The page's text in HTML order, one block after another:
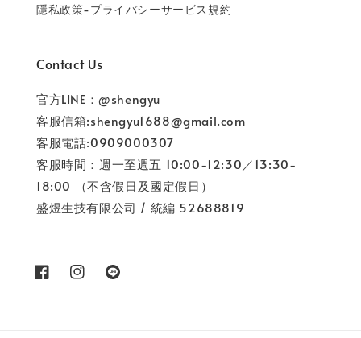
隱私政策-プライバシーサービス規約
Contact Us
官方LINE：@shengyu
客服信箱:shengyu1688@gmail.com
客服電話:0909000307
客服時間：週一至週五 10:00-12:30／13:30-
18:00 （不含假日及國定假日）
盛煜生技有限公司 / 統編 52688819